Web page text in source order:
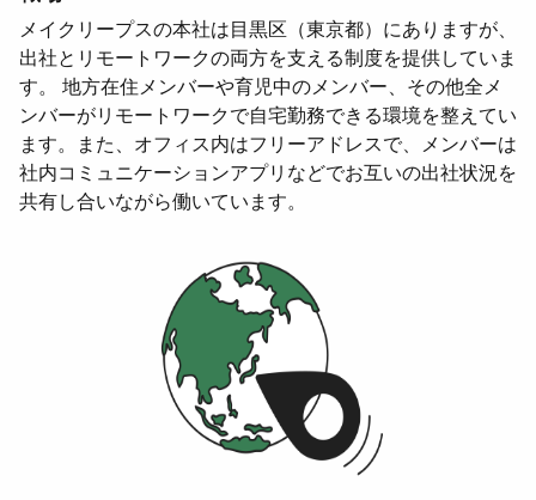
メイクリープスの本社は目黒区（東京都）にありますが、
出社とリモートワークの両方を支える制度を提供していま
す。 地方在住メンバーや育児中のメンバー、その他全メ
ンバーがリモートワークで自宅勤務できる環境を整えてい
ます。また、オフィス内はフリーアドレスで、メンバーは
社内コミュニケーションアプリなどでお互いの出社状況を
共有し合いながら働いています。